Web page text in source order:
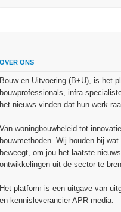
OVER ONS
Bouw en Uitvoering (B+U), is het
bouwprofessionals, infra-
het nieuws vinden dat hun werk
Van woningbouwbeleid tot
bouwmethoden. Wij houden bij
beweegt, om jou het laatste
ontwikkelingen uit de sector te
Het platform is een uitgave van
en kennisleverancier APR media.